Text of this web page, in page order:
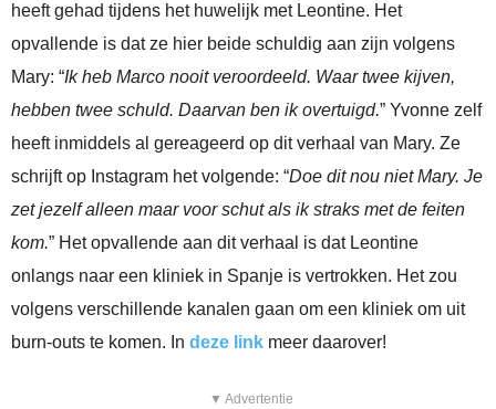
heeft gehad tijdens het huwelijk met Leontine. Het
opvallende is dat ze hier beide schuldig aan zijn volgens
Mary: “Ik heb Marco nooit veroordeeld. Waar twee kijven,
hebben twee schuld. Daarvan ben ik overtuigd.” Yvonne zelf
heeft inmiddels al gereageerd op dit verhaal van Mary. Ze
schrijft op Instagram het volgende: “Doe dit nou niet Mary. Je
zet jezelf alleen maar voor schut als ik straks met de feiten
kom.” Het opvallende aan dit verhaal is dat Leontine
onlangs naar een kliniek in Spanje is vertrokken. Het zou
volgens verschillende kanalen gaan om een kliniek om uit
burn-outs te komen. In deze link meer daarover!
▼ Advertentie